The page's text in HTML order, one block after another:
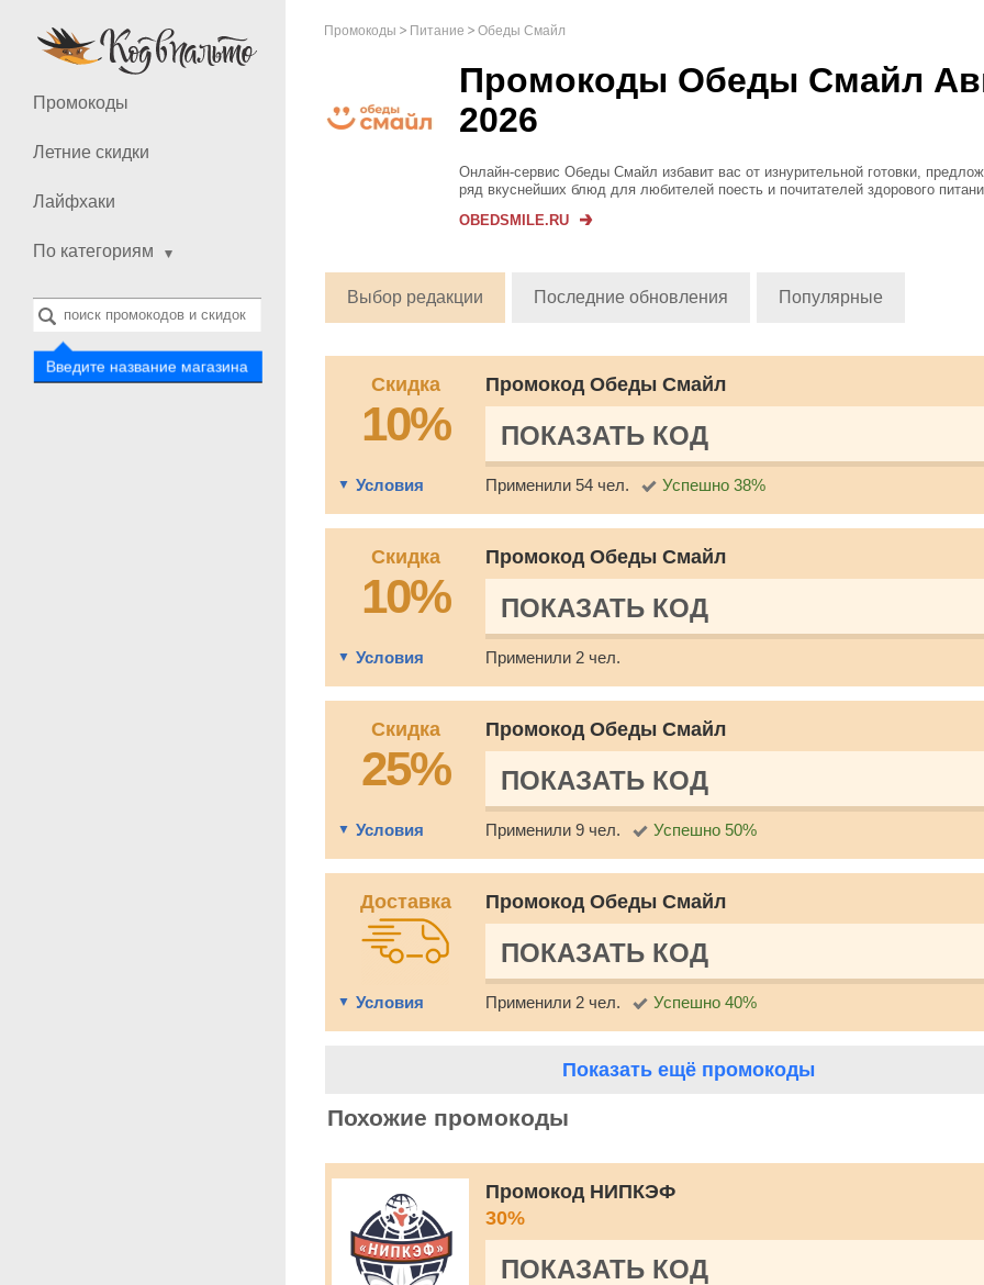
Промокоды
Летние скидки
Лайфхаки
По категориям
Введите название магазина
Промокоды Питание Обеды Смайл
Промокоды Обеды Смайл
2026
Онлайн-сервис Обеды Смайл избавит вас от изнурительной готовки,
ряд вкуснейших блюд для любителей поесть и почитателей здорового
до...
OBEDSMILE.RU
Выбор редакции Последние обновления Популярные
Скидка
10%
Промокод Обеды Смайл
ПОКАЗАТЬ КОД
Условия Применили 54 чел. Успешно 38%
Скидка
10%
Промокод Обеды Смайл
ПОКАЗАТЬ КОД
Условия Применили 2 чел.
Скидка
25%
Промокод Обеды Смайл
ПОКАЗАТЬ КОД
Условия Применили 9 чел. Успешно 50%
Доставка Промокод Обеды Смайл
ПОКАЗАТЬ КОД
Условия Применили 2 чел. Успешно 40%
Показать ещё промокоды
Похожие промокоды
Промокод НИПКЭФ
30%
ПОКАЗАТЬ КОД